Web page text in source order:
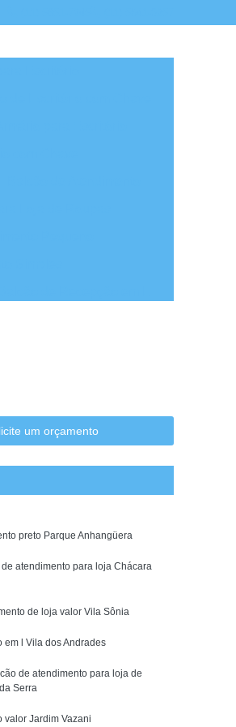
Cadeira para Escritório
de Escritório
Escritório
Conserto de Poltrona
de Escritorio
de Escritório em SP
na Zona Norte
na Zona Sul
um orçamento
preto Parque Anhangüera
atendimento para loja Chácara
de loja valor Vila Sônia
em l Vila dos Andrades
de atendimento para loja de
Serra
valor Jardim Vazani